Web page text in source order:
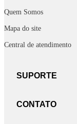
Quem Somos
Mapa do site
Central de atendimento
SUPORTE
CONTATO